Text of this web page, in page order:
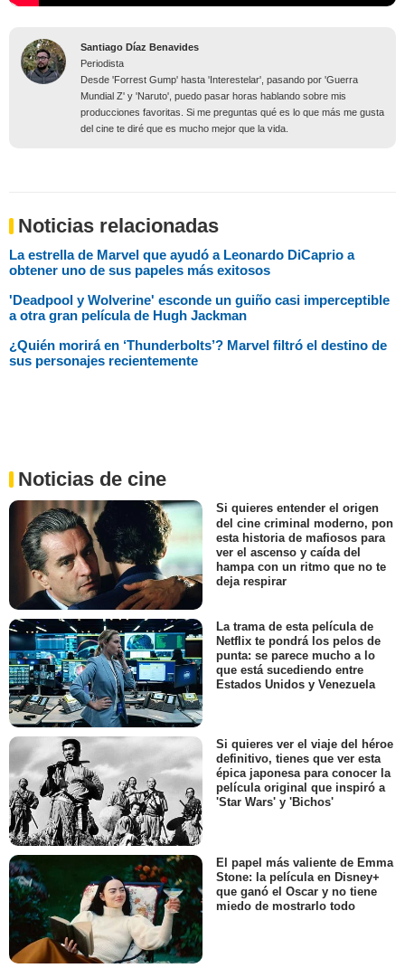
Santiago Díaz Benavides
Periodista
Desde 'Forrest Gump' hasta 'Interestelar', pasando por 'Guerra
Mundial Z' y 'Naruto', puedo pasar horas hablando sobre mis
producciones favoritas. Si me preguntas qué es lo que más me gusta
del cine te diré que es mucho mejor que la vida.
Noticias relacionadas
La estrella de Marvel que ayudó a Leonardo DiCaprio a
obtener uno de sus papeles más exitosos
'Deadpool y Wolverine' esconde un guiño casi imperceptible
a otra gran película de Hugh Jackman
¿Quién morirá en ‘Thunderbolts’? Marvel filtró el destino de
sus personajes recientemente
Noticias de cine
Si quieres entender el origen
del cine criminal moderno, pon
esta historia de mafiosos para
ver el ascenso y caída del
hampa con un ritmo que no te
deja respirar
La trama de esta película de
Netflix te pondrá los pelos de
punta: se parece mucho a lo
que está sucediendo entre
Estados Unidos y Venezuela
Si quieres ver el viaje del héroe
definitivo, tienes que ver esta
épica japonesa para conocer la
película original que inspiró a
'Star Wars' y 'Bichos'
El papel más valiente de Emma
Stone: la película en Disney+
que ganó el Oscar y no tiene
miedo de mostrarlo todo